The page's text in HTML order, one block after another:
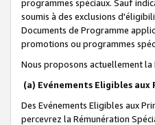
programmes spéciaux. Sauf
soumis à des exclusions
Documents de Programme
promotions ou programmes
Nous proposons actuellement la
(a) Evénements Eligibles aux
Des Evénements Eligibles aux
percevrez la Rémunération